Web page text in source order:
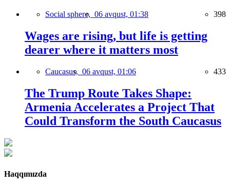
Social sphere, 06 avqust, 01:38 398
Wages are rising, but life is getting
dearer where it matters most
Caucasus, 06 avqust, 01:06 433
The Trump Route Takes Shape:
Armenia Accelerates a Project That
Could Transform the South Caucasus
Haqqımızda